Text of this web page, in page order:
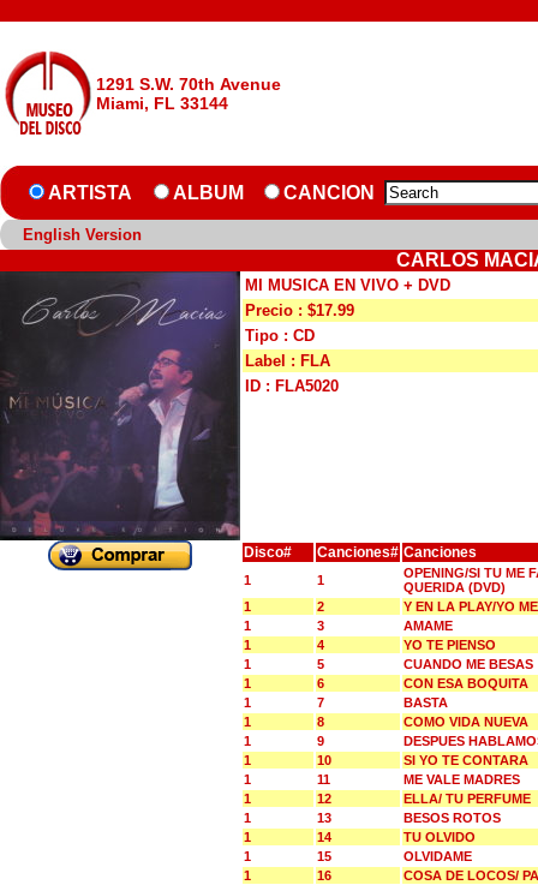
1291 S.W. 70th Avenue
Miami, FL 33144
ARTISTA ALBUM CANCION
English Version
CARLOS
MI MUSICA EN VIVO + DVD
Precio : $17.99
Tipo : CD
Label : FLA
ID : FLA5020
Disco# Canciones# Canciones
1 1
OPENING/SI TU ME
QUERIDA (DVD)
1
2
Y EN LA PLAY/YO
1
3
AMAME
1
4
YO TE PIENSO
1
5
CUANDO ME BESAS
1
6
CON ESA BOQUITA
1
7
BASTA
1
8
COMO VIDA NUEVA
1
9
DESPUES
1
10
SI YO TE CONTARA
1
11
ME VALE MADRES
1
12
ELLA/ TU PERFUME
1
13
BESOS ROTOS
1
14
TU OLVIDO
1
15
OLVIDAME
1
16
COSA DE LOCOS/